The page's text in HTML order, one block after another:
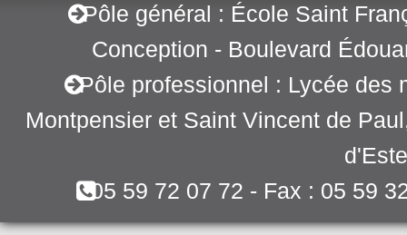
Pôle général : École Saint
Conception - Boulevard
Pôle professionnel : Lycée des
Montpensier et Saint Vincent de
05 59 72 07 72 - Fax : 05 59